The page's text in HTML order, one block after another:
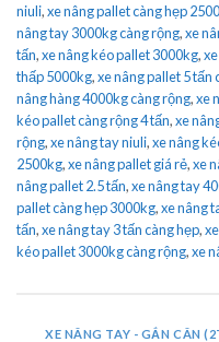
niuli,xe nâng pallet càng hẹp
nâng tay 3000kg càng rộng,xe
tấn,xe nâng kéo pallet 3000kg,
thấp 5000kg,xe nâng pallet 5 tấn
nâng hàng 4000kg càng rộng,xe
kéo pallet càng rộng 4 tấn,xe
rộng,xe nâng tay niuli,xe nâng
2500kg,xe nâng pallet giá rẻ,xe
nâng pallet 2.5 tấn,xe nâng tay
pallet càng hẹp 3000kg,xe nâng
tấn,xe nâng tay 3 tấn càng hẹp,
kéo pallet 3000kg càng rộng,xe
XE NÂNG TAY - GẮN CÂN